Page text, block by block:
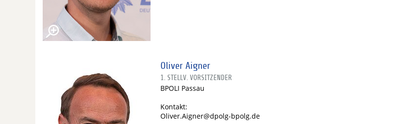
Oliver Aigner
1. STELLV. VORSITZENDER
BPOLI Passau
Kontakt:
Oliver.Aigner@dpolg-bpolg.de